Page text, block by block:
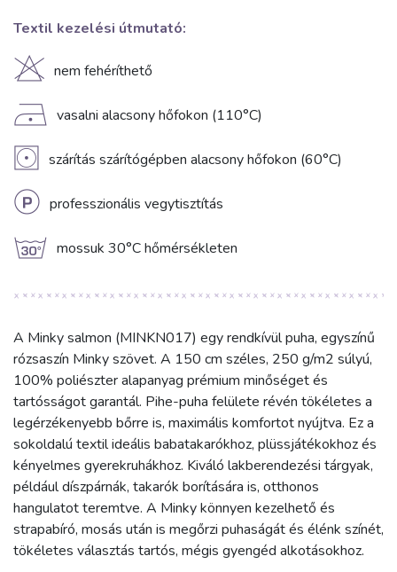
Textil kezelési útmutató:
H nem fehéríthető
D vasalni alacsony hőfokon (110°C)
V szárítás szárítógépben alacsony hőfokon (60°C)
L professzionális vegytisztítás
g mossuk 30°C hőmérsékleten
A Minky salmon (MINKN017) egy rendkívül puha, egyszínű
rózsaszín Minky szövet. A 150 cm széles, 250 g/m2 súlyú,
100% poliészter alapanyag prémium minőséget és
tartósságot garantál. Pihe-puha felülete révén tökéletes a
legérzékenyebb bőrre is, maximális komfortot nyújtva. Ez a
sokoldalú textil ideális babatakarókhoz, plüssjátékokhoz és
kényelmes gyerekruhákhoz. Kiváló lakberendezési tárgyak,
például díszpárnák, takarók borítására is, otthonos
hangulatot teremtve. A Minky könnyen kezelhető és
strapabíró, mosás után is megőrzi puhaságát és élénk színét,
tökéletes választás tartós, mégis gyengéd alkotásokhoz.